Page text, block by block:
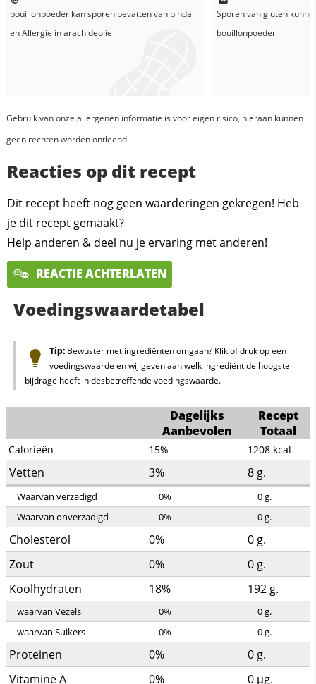
bouillonpoederkan sporen bevatten van pinda
enAllergie inarachideolie
Sporen van gluten
bouillonpoeder
Gebruik van onze allergenen informatie is voor eigen risico, hieraan kunnen
geen rechten worden ontleend.
Reacties op dit recept
Dit recept heeft nog geen waarderingen gekregen! Heb
je dit recept gemaakt?
Help anderen & deel nu je ervaring met anderen!
REACTIE ACHTERLATEN
Voedingswaardetabel
Tip:Bewuster met ingrediënten omgaan? Klik of druk op een
voedingswaarde en wij geven aan welk ingrediënt de hoogste
bijdrage heeft in desbetreffende voedingswaarde.
Dagelijks
Aanbevolen
Recept
Totaal
Calorieën 15% 1208 kcal
Vetten 3% 8 g.
Waarvan verzadigd 0% 0g.
Waarvan onverzadigd
0% 0g.
Cholesterol 0% 0 g.
Zout
0% 0 g.
Koolhydraten
18% 192 g.
waarvan Vezels 0% 0g.
waarvan Suikers
0% 0g.
Proteinen 0% 0 g.
Vitamine A
0% 0 µg.